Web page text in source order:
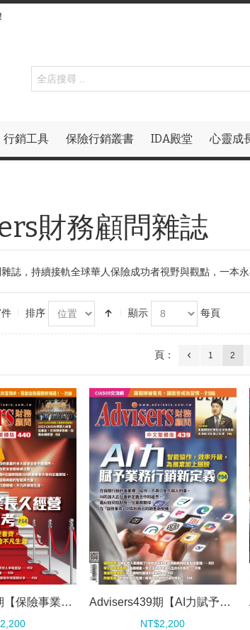
行銷工具 保險行銷叢書 IDA殿堂 心靈成
財務顧問雜誌
誌，持續接軌全球華人保險成功者視野與觀點，一本
排序 顯示 每頁
頁： 1 2
Advisers440期【保險事業長久經營的5項思考】 Advisers439期【AI力賦予業務行銷新定義】
NT$2,200